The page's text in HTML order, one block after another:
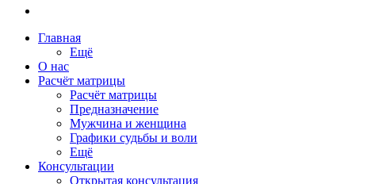
Главная
Ещё
О нас
Расчёт матрицы
Расчёт матрицы
Предназначение
Мужчина и женщина
Графики судьбы и воли
Ещё
Консультации
Открытая консультация